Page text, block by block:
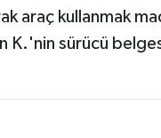
araç kullanmak
K.'nin sürücü